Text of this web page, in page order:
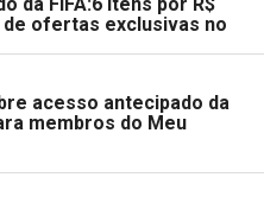
de ofertas exclusivas no
acesso antecipado da
membros do Meu